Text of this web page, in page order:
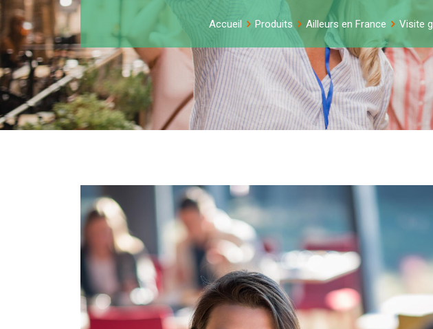
Accueil Produits Ailleurs en France Visite